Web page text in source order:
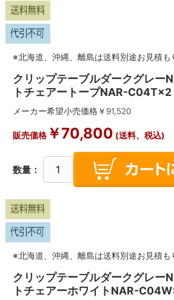
※北海道、沖縄、離島は送料別途お見積も
クリップテーブルダークグレー
トチェアートープNAR-C04T×2
メーカー希望小売価格￥ 91,520
販売価格￥70,800 (送料、税込)
数量：
※北海道、沖縄、離島は送料別途お見積も
クリップテーブルダークグレー
トチェアーホワイトNAR-